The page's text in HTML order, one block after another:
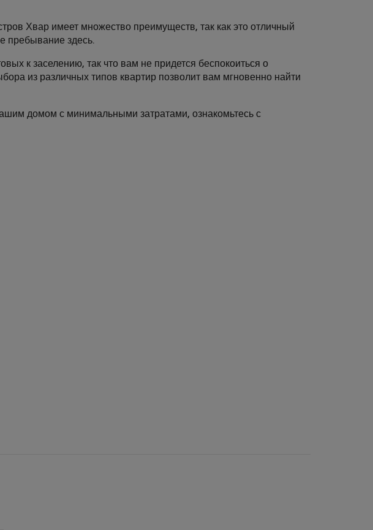
Хвар имеет множество преимуществ, так как это отличный
пребывание здесь.
к заселению, так что вам не придется беспокоиться о
из различных типов квартир позволит вам мгновенно найти
домом с минимальными затратами, ознакомьтесь с